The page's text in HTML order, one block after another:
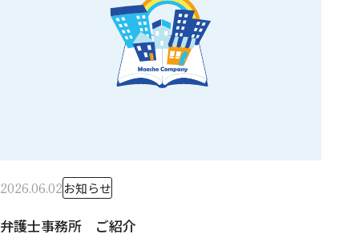
2026.06.02お知らせ
弁護士事務所 ご紹介